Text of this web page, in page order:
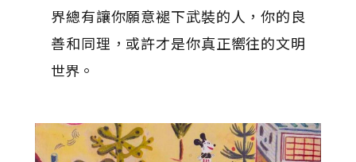
界總有讓你願意褪下武裝的人，你的良
善和同理，或許才是你真正嚮往的文明
世界。